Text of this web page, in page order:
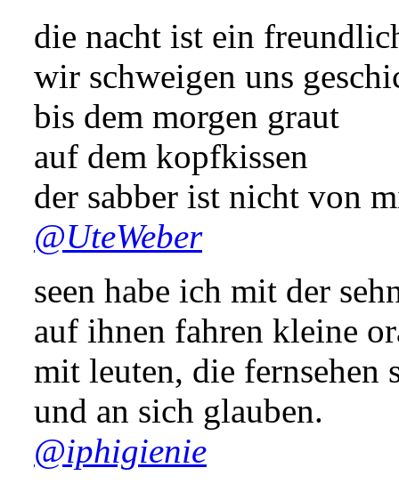
die nacht ist ein
wir schweigen uns
bis dem morgen graut
auf dem kopfkissen
der sabber ist nicht von
@UteWeber
seen habe ich mit der
auf ihnen fahren kleine
mit leuten, die fernsehen
und an sich glauben.
@iphigienie